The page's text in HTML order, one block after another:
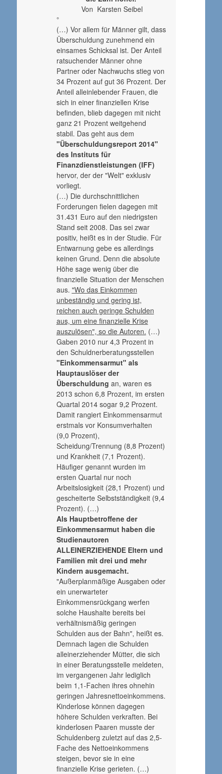
Von Karsten Seibel
°
(…) Vor allem für Männer gilt, dass
Überschuldung zunehmend ein
einsames Schicksal ist. Der Anteil
ratsuchender Männer ohne
Partner oder Nachwuchs stieg von
34 Prozent auf gut 36 Prozent. Der
Anteil alleinlebender Frauen, die
sich in einer finanziellen Krise
befinden, blieb dagegen mit nicht
ganz 21 Prozent weitgehend
stabil. Das geht aus dem
"Überschuldungsreport 2014"
des Instituts für
Finanzdienstleistungen (IFF)
hervor, der der "Welt" exklusiv
vorliegt.
(…) Die durchschnittlichen
Forderungen fielen dagegen mit
31.431 Euro auf den niedrigsten
Stand seit 2008. Das sei zwar
positiv, heißt es in der Studie. Für
Entwarnung gebe es allerdings
keinen Grund. Denn die absolute
Höhe sage wenig über die
finanzielle Situation der Menschen
aus. "Wo das Einkommen
unbeständig und gering ist,
reichen auch geringe Schulden
aus, um eine finanzielle Krise
auszulösen", so die Autoren. (…)
Gaben 2010 nur 4,3 Prozent in
den Schuldnerberatungsstellen
"Einkommensarmut" als
Hauptauslöser der
Überschuldung an, waren es
2013 schon 6,8 Prozent, im ersten
Quartal 2014 sogar 9,2 Prozent.
Damit rangiert Einkommensarmut
erstmals vor Konsumverhalten
(9,0 Prozent),
Scheidung/Trennung (8,8 Prozent)
und Krankheit (7,1 Prozent).
Häufiger genannt wurden im
ersten Quartal nur noch
Arbeitslosigkeit (28,1 Prozent) und
gescheiterte Selbstständigkeit (9,4
Prozent). (…)
Als Hauptbetroffene der
Einkommensarmut haben die
Studienautoren
ALLEINERZIEHENDE Eltern und
Familien mit drei und mehr
Kindern ausgemacht.
"Außerplanmäßige Ausgaben oder
ein unerwarteter
Einkommensrückgang werfen
solche Haushalte bereits bei
verhältnismäßig geringen
Schulden aus der Bahn", heißt es.
Demnach lagen die Schulden
alleinerziehender Mütter, die sich
in einer Beratungsstelle meldeten,
im vergangenen Jahr lediglich
beim 1,1-Fachen ihres ohnehin
geringen Jahresnettoeinkommens.
Kinderlose können dagegen
höhere Schulden verkraften. Bei
kinderlosen Paaren musste der
Schuldenberg zuletzt auf das 2,5-
Fache des Nettoeinkommens
steigen, bevor sie in eine
finanzielle Krise gerieten. (…)